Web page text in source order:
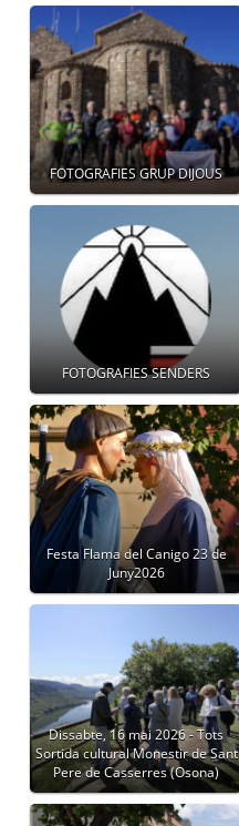
FOTOGRAFIES GRUP DIJOUS
FOTOGRAFIES SENDERS
Festa Flama del Canigo 23 de
Juny2026
Dissabte, 16 mai 2026 - Tots
Sortida cultural Monestir de Sant
Pere de Casserres (Osona)